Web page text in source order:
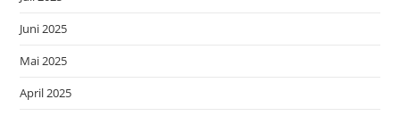
Juni 2025
Mai 2025
April 2025